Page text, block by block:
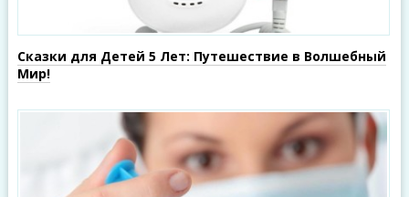
Сказки для Детей 5 Лет: Путешествие в Волшебный
Мир!